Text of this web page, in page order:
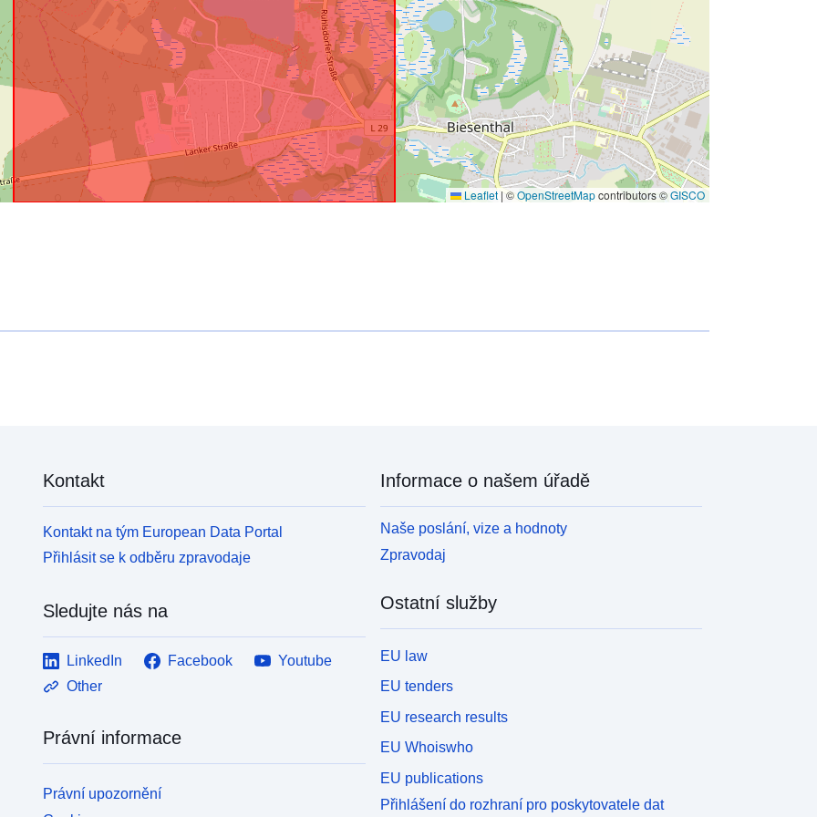
Leaflet |©OpenStreetMapcontributors ©GISCO
Kontakt
Kontakt na tým European Data Portal
Přihlásit se k odběru zpravodaje
Sledujte nás na
LinkedIn Facebook
Youtube
Other
Právní informace
Právní upozornění
Informace o našem úřadě
Naše poslání, vize a hodnoty
Zpravodaj
Ostatní služby
EU law
EU tenders
EU research results
EU Whoiswho
EU publications
Přihlášení do rozhraní pro poskytovatele dat